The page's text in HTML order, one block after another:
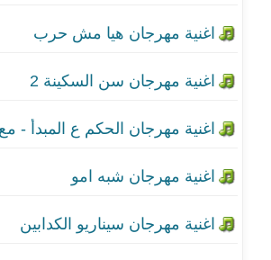
اغنية مهرجان سلام سلام
اغنية مهرجان بياعين
اغنية مهرجان مستمخمخ